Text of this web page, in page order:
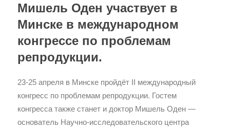
Мишель Оден участвует в
Минске в международном
конгрессе по проблемам
репродукции.
23-25 апреля в Минске пройдёт II международный
конгресс по проблемам репродукции. Гостем
конгресса также станет и доктор Мишель Оден —
основатель Научно-исследовательского центра